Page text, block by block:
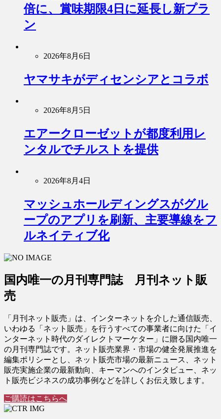
倍に、賞味期限4日に延長し新プラ
ン
2026年8月6日
ヤマサキがディセンシアとコラボ
2026年8月5日
エアークローゼットが都度利用レ
ンタルでチルストを提供
2026年8月4日
マッシュホールディングスがグル
ープのアプリを刷新、主要導線をフ
ルネイティブ化
国内唯一の月刊専門誌 月刊ネット販
売
「月刊ネット販売」は、インターネットを介した通信販売、
いわゆる「ネット販売」を行うすべての事業者に向けた「イ
ンターネット時代のダイレクトマーケター」に贈る国内唯一
の月刊専門誌です。ネット販売業界・市場の健全発展推進を
編集ポリシーとし、ネット販売市場の最新ニュース、ネット
販売実施企業の最新動向、キーマンへのインタビュー、ネッ
ト販売ビジネスの成功事例などを詳しくお伝え致します。
ご購読はこちらへ